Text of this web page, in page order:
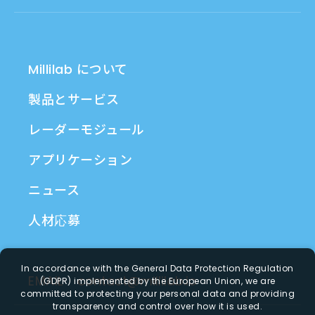
Millilab について
製品とサービス
レーダーモジュール
アプリケーション
ニュース
人材応募
EMAIL contact@millilab.io
In accordance with the General Data Protection Regulation
(GDPR) implemented by the European Union, we are
committed to protecting your personal data and providing
transparency and control over how it is used.